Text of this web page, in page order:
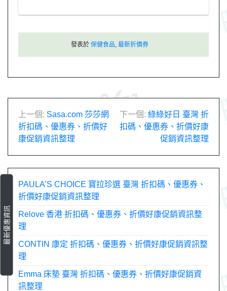
發表於 保健食品 最新折價券
文
章
導
上一個: Sasa.com 莎莎網
折扣碼、優惠券、折價好
康促銷資訊整理
下一個: 綠綠好日 臺灣 折
扣碼、優惠券、折價好康
促銷資訊整理
最新優惠資訊
PAULA’S CHOICE 寶拉珍選 臺灣 折扣碼、優惠券、
折價好康促銷資訊整理
Relove 香港 折扣碼、優惠券、折價好康促銷資訊整
理
CONTIN 康定 折扣碼、優惠券、折價好康促銷資訊整
理
Emma 床墊 臺灣 折扣碼、優惠券、折價好康促銷資
訊整理